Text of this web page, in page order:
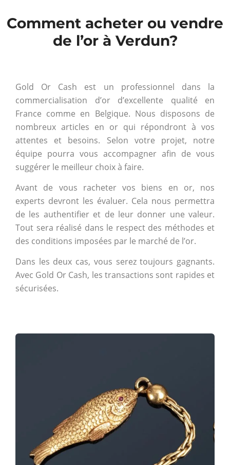
Comment acheter ou vendre
de l’or à Verdun?
Gold Or Cash est un professionnel dans la
commercialisation d’or d’excellente qualité en
France comme en Belgique. Nous disposons de
nombreux articles en or qui répondront à vos
attentes et besoins. Selon votre projet, notre
équipe pourra vous accompagner afin de vous
suggérer le meilleur choix à faire.
Avant de vous racheter vos biens en or, nos
experts devront les évaluer. Cela nous permettra
de les authentifier et de leur donner une valeur.
Tout sera réalisé dans le respect des méthodes et
des conditions imposées par le marché de l’or.
Dans les deux cas, vous serez toujours gagnants.
Avec Gold Or Cash, les transactions sont rapides et
sécurisées.